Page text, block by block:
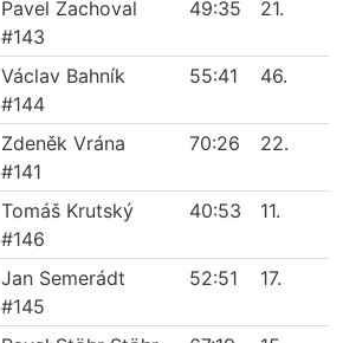
Pavel Zachoval
#143
49:35 21.
Václav Bahník
#144
55:41 46.
Zdeněk Vrána
#141
70:26 22.
Tomáš Krutský
#146
40:53 11.
Jan Semerádt
#145
52:51 17.